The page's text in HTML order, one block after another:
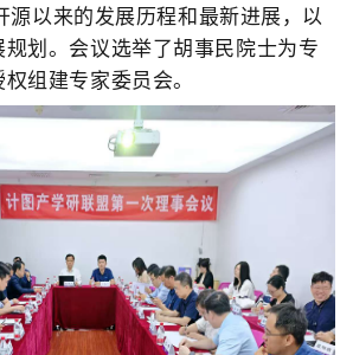
以来的发展历程和最新进展，以
划。会议选举了胡事民院士为专
组建专家委员会。